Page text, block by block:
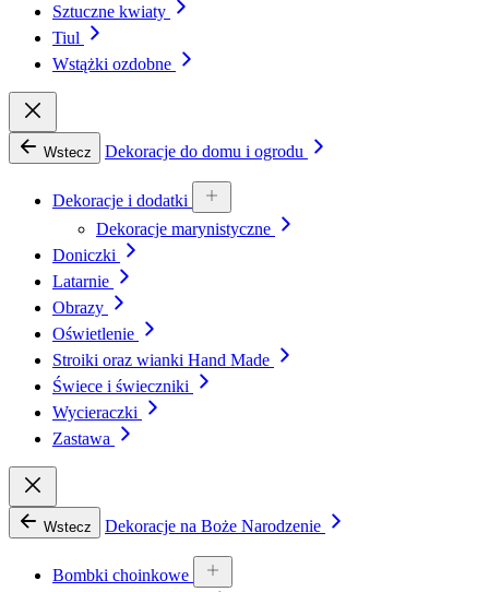
Sztuczne kwiaty
Tiul
Wstążki ozdobne
Wstecz Dekoracje do domu i ogrodu
Dekoracje i dodatki
Dekoracje marynistyczne
Doniczki
Latarnie
Obrazy
Oświetlenie
Stroiki oraz wianki Hand Made
Świece i świeczniki
Wycieraczki
Zastawa
Wstecz Dekoracje na Boże Narodzenie
Bombki choinkowe